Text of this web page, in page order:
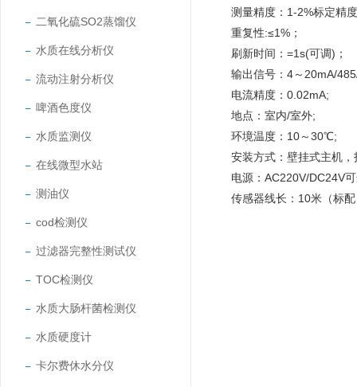
二氧化硫SO2蒸馏仪
水质在线分析仪
流动注射分析仪
啤酒色度仪
水质监测仪
在线微型水站
测油仪
cod检测仪
过滤器完整性测试仪
TOC检测仪
水质大肠杆菌检测仪
水质硬度计
卡尔费休水分仪
测量精度：1-2%标定精
重复性:≤1%；
刷新时间：=1s(可调)；
输出信号：4～20mA/
电流精度：0.02mA;
地点：室内/室外;
环境温度：10～30℃;
安装方式：壁挂式主机
电源：AC220V/DC24V
传感器线长：10米（标